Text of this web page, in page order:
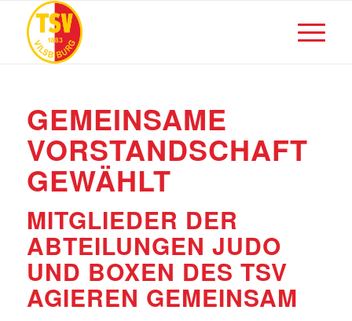
GEMEINSAME
VORSTANDSCHAFT
GEWÄHLT
MITGLIEDER DER
ABTEILUNGEN JUDO
UND BOXEN DES TSV
AGIEREN GEMEINSAM